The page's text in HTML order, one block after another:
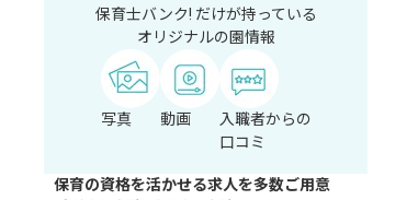
保育士バンク! だけが持っている
オリジナルの園情報
写真 動画
入職者からの
口コミ
保育の資格を活かせる求人を多数ご用意